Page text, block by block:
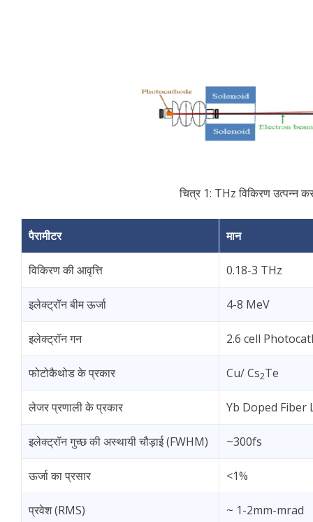
चित्र 1: THz विकिरण उत्पन्न
पैरामीटर मान
विकिरण की आवृत्ति 0.18-3 THz
इलेक्ट्रॉन बीम ऊर्जा 4-8 MeV
इलेक्ट्रॉन गन 2.6 cell
फोटोकैथोड के प्रकार Cu/ Cs2Te
लेजर प्रणाली के प्रकार Yb Doped
इलेक्ट्रॉन गुच्छ की अस्थायी चौड़ाई (FWHM) ~300fs
ऊर्जा का प्रसार <1%
प्रवेश (RMS) ~ 1-2mm-mrad